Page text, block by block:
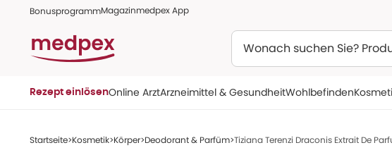
BonusprogrammMagazinmedpex App
Rezept einlösenOnline ArztArzneimittel & GesundheitWohlbefinden
Startseite Kosmetik Körper Deodorant & Parfüm Tiziana Terenzi Draconis Extrait De